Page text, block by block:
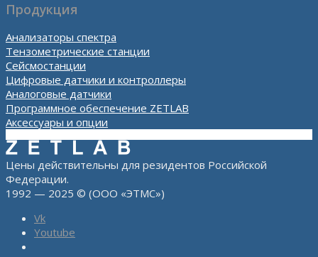
Продукция
Анализаторы спектра
Тензометрические станции
Сейсмостанции
Цифровые датчики и контроллеры
Аналоговые датчики
Программное обеспечение ZETLAB
Аксессуары и опции
Цены действительны для резидентов Российской
Федерации.
1992 — 2025 © (ООО «ЭТМС»)
Vk
Youtube